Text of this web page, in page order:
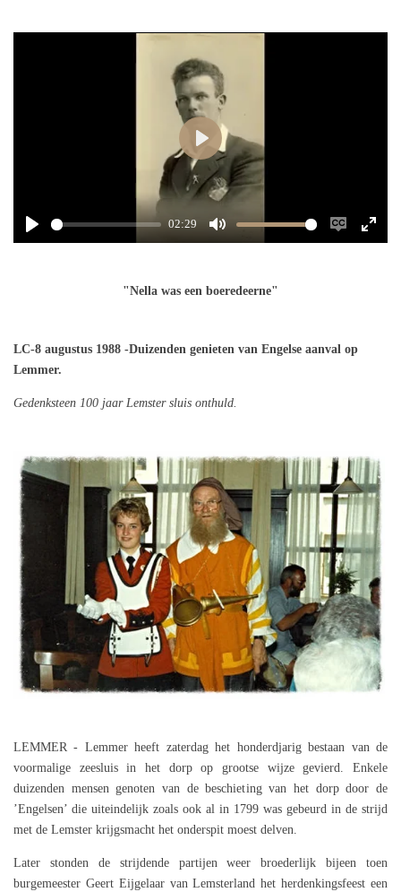
P
02:29
M
E
e
o
n
s
E
r
e
n
P
a
"Nella was een boeredeerne"
LC-8 augustus 1988 -Duizenden genieten van Engelse aanval op
Lemmer.
Gedenksteen 100 jaar Lemster sluis onthuld.
LEMMER - Lemmer heeft zaterdag het honderdjarig bestaan van de
voormalige zeesluis in het dorp op grootse wijze gevierd. Enkele
duizenden mensen genoten van de beschieting van het dorp door de
’Engelsen’ die uiteindelijk zoals ook al in 1799 was gebeurd in de strijd
met de Lemster krijgsmacht het onderspit moest delven.
Later stonden de strijdende partijen weer broederlijk bijeen toen
burgemeester Geert Eijgelaar van Lemsterland het herdenkingsfeest een